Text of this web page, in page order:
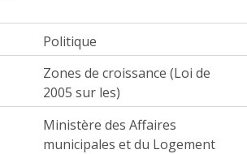
Politique
Zones de croissance (Loi de
2005 sur les)
Ministère des Affaires
municipales et du Logement